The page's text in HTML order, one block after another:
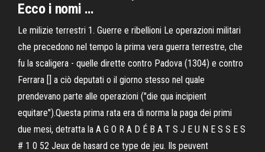
Ecco i nomi …
Le milizie terrestri 1. Guerre e ribellioni Le operazioni militari
che precedono nel tempo la prima vera guerra terrestre, che
fu la scaligera - quelle dirette contro Padova (1304) e contro
Ferrara [] a ciò deputati o il giorno stesso nel quale
prendevano parte alle operazioni ("die qua incipient
equitare").Questa prima rata era di norma la paga dei primi
due mesi, detratta la A G O R A D É B A T S J E U N E S S E S
# 1 0 52 Jeux de hasard ce type de jeu. Ils peuvent